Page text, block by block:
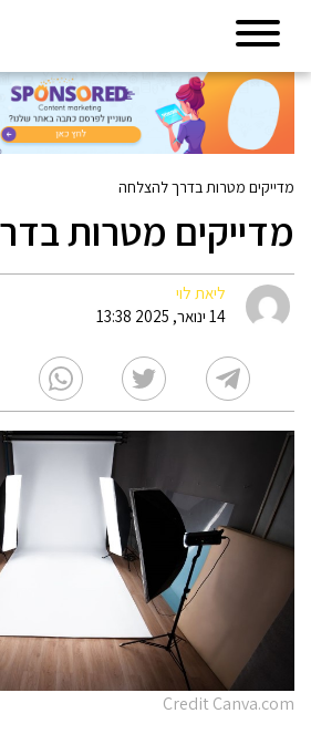
מדייקים מטרות בדרך להצלחה
מדייקים מטרות
ליאת לוי
14 ינואר, 2025 13:38
Credit Canva.com